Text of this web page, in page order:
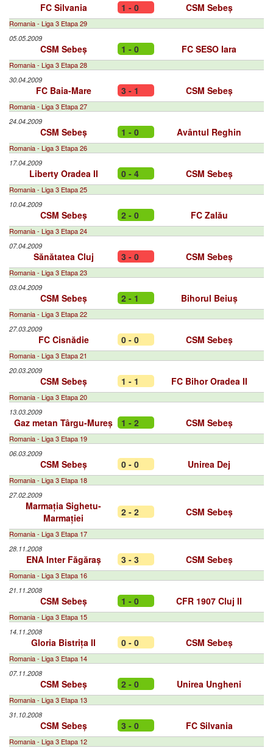
FC Silvania 1 - 0 CSM Sebeș
Romania - Liga 3 Etapa 29
05.05.2009
CSM Sebeș 1 - 0 FC SESO Iara
Romania - Liga 3 Etapa 28
30.04.2009
FC Baia-Mare 3 - 1 CSM Sebeș
Romania - Liga 3 Etapa 27
24.04.2009
CSM Sebeș 1 - 0 Avântul Reghin
Romania - Liga 3 Etapa 26
17.04.2009
Liberty Oradea II 0 - 4 CSM Sebeș
Romania - Liga 3 Etapa 25
10.04.2009
CSM Sebeș 2 - 0 FC Zalău
Romania - Liga 3 Etapa 24
07.04.2009
Sănătatea Cluj 3 - 0 CSM Sebeș
Romania - Liga 3 Etapa 23
03.04.2009
CSM Sebeș 2 - 1 Bihorul Beiuș
Romania - Liga 3 Etapa 22
27.03.2009
FC Cisnădie 0 - 0 CSM Sebeș
Romania - Liga 3 Etapa 21
20.03.2009
CSM Sebeș 1 - 1 FC Bihor Oradea II
Romania - Liga 3 Etapa 20
13.03.2009
Gaz metan Târgu-Mureș 1 - 2 CSM Sebeș
Romania - Liga 3 Etapa 19
06.03.2009
CSM Sebeș 0 - 0 Unirea Dej
Romania - Liga 3 Etapa 18
27.02.2009
Marmația Sighetu-
Marmației
2 - 2 CSM Sebeș
Romania - Liga 3 Etapa 17
28.11.2008
ENA Inter Făgăraș 3 - 3 CSM Sebeș
Romania - Liga 3 Etapa 16
21.11.2008
CSM Sebeș 1 - 0 CFR 1907 Cluj II
Romania - Liga 3 Etapa 15
14.11.2008
Gloria Bistrița II 0 - 0 CSM Sebeș
Romania - Liga 3 Etapa 14
07.11.2008
CSM Sebeș 2 - 0 Unirea Ungheni
Romania - Liga 3 Etapa 13
31.10.2008
CSM Sebeș 3 - 0 FC Silvania
Romania - Liga 3 Etapa 12